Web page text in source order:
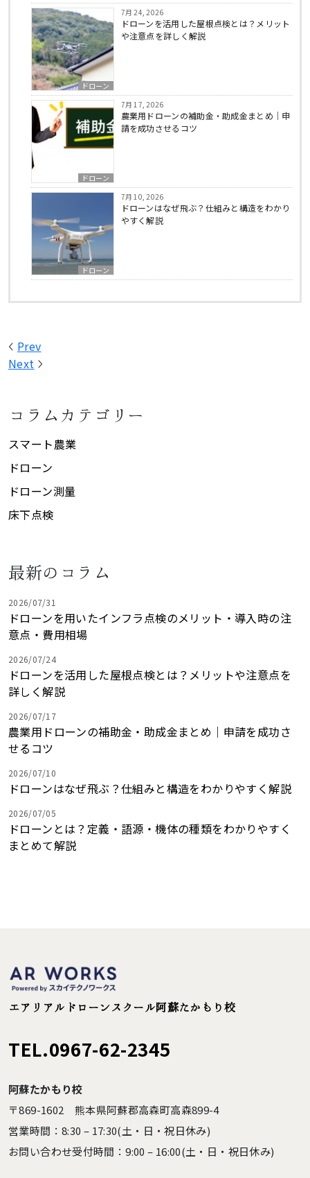
ドローン
7月 24, 2026
ドローンを活用した屋根点検とは？メリット
や注意点を詳しく解説
ドローン
7月 17, 2026
農業用ドローンの補助金・助成金まとめ｜申
請を成功させるコツ
ドローン
7月 10, 2026
ドローンはなぜ飛ぶ？仕組みと構造をわかり
やすく解説
Prev
Next
コラムカテゴリー
スマート農業
ドローン
ドローン測量
床下点検
最新のコラム
2026/07/31
ドローンを用いたインフラ点検のメリット・導入時の注
意点・費用相場
2026/07/24
ドローンを活用した屋根点検とは？メリットや注意点を
詳しく解説
2026/07/17
農業用ドローンの補助金・助成金まとめ｜申請を成功さ
せるコツ
2026/07/10
ドローンはなぜ飛ぶ？仕組みと構造をわかりやすく解説
2026/07/05
ドローンとは？定義・語源・機体の種類をわかりやすく
まとめて解説
エアリアルドローンスクール阿蘇たかもり校
TEL.0967-62-2345
阿蘇たかもり校
〒869-1602 熊本県阿蘇郡高森町高森899-4
営業時間：8:30 – 17:30(土・日・祝日休み)
お問い合わせ受付時間：9:00 – 16:00(土・日・祝日休み)